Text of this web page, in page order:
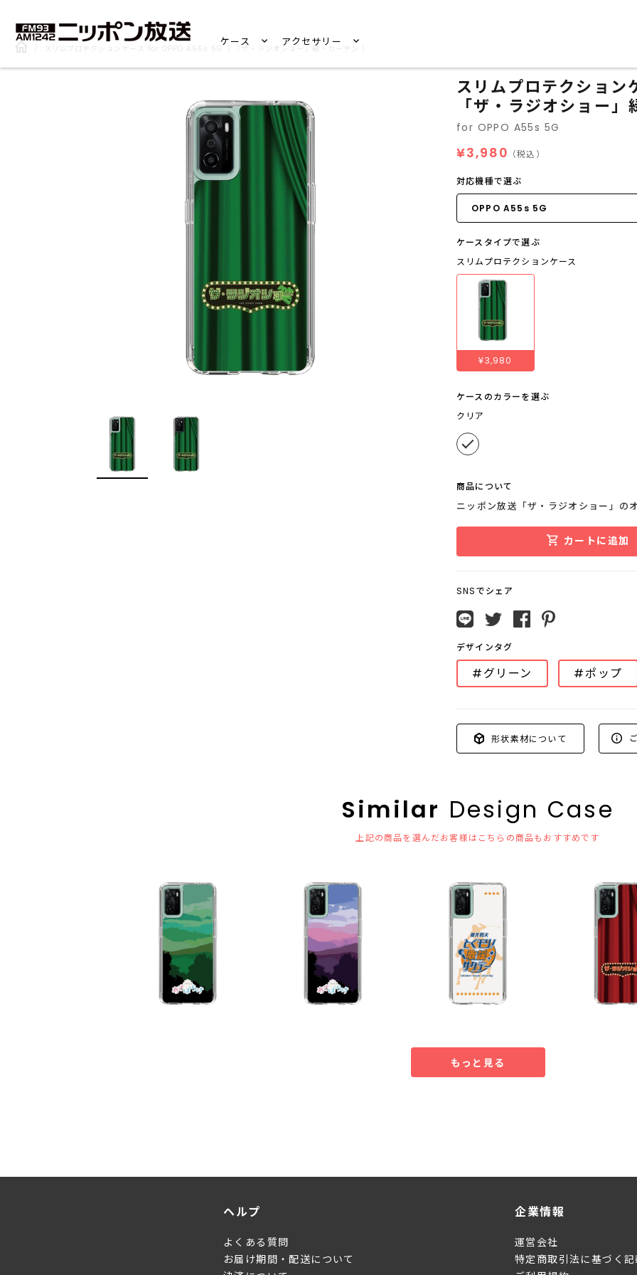
ケース アクセサリー
スリムプロテクションケース for OPPO A55s 5G［ 「ザ・ラジオショー」緑・カーテン ］
スリムプロテクショ
「ザ・ラジオショー」
for OPPO A55s 5G
¥3,980 （税込）
対応機種で選ぶ
ケースタイプで選ぶ
スリムプロテクションケース
¥3,980
ケースのカラーを選ぶ
クリア
商品について
ニッポン放送「ザ・ラジオショー」の
カートに追加
SNSでシェア
デザインタグ
#グリーン #ポップ
形状素材について
Similar Design Case
上記の商品を選んだお客様はこちらの商品もおすすめです
もっと見る
ヘルプ
よくある質問
お届け期間・配送について
企業情報
運営会社
特定商取引法に基づく記